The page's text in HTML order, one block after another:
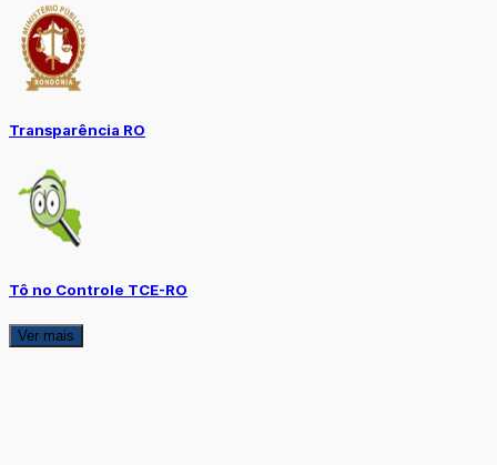
Transparência RO
Tô no Controle TCE-RO
Ver mais